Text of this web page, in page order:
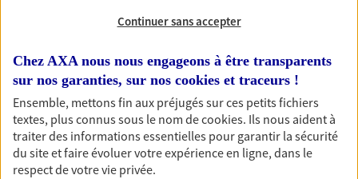
NOUS CONTACTER
Retraite
Préparez sereinement ce nouveau chapitre de
votre vie avec les conseils d'un expert. Découvrez
notre nouvelle solution PER (Plan Epargne
Retraite) spécialement conçue pour la retraite.
Continuer sans accepter
Chez AXA nous nous engageons à être transparents
sur nos garanties, sur nos cookies et traceurs !
Ensemble, mettons fin aux préjugés sur ces petits fichiers
textes, plus connus sous le nom decookies. Ils nous aident à
traiter des informations essentielles pour garantir la sécurité
du site et faire évoluer votre expérience en ligne, dans le
respect de votre vie privée.